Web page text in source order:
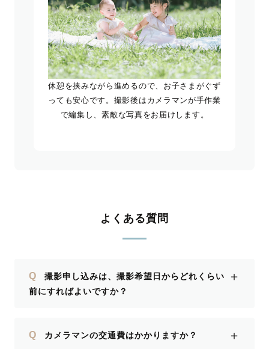
休憩を挟みながら進めるので、お子さまがぐず
っても安心です。撮影後はカメラマンが手作業
で編集し、素敵な写真をお届けします。
よくある質問
Q
撮影申し込みは、撮影希望日からどれくらい
前にすればよいですか？
＋
Q カメラマンの交通費はかかりますか？ ＋